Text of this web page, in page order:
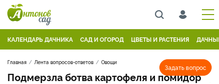
КАЛЕНДАРЬ ДАЧНИКА САД И ОГОРОД ЦВЕТЫ И РАСТЕНИЯ
Задать вопрос
Главная Лента вопросов-ответов Овощи
Подмерзла ботва картофеля и помидор